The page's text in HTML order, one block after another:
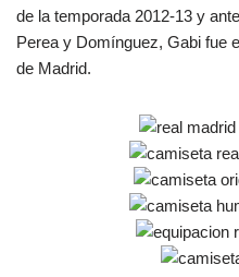
de la temporada 2012-13 y
Perea y Domínguez, Gabi fue
de Madrid.